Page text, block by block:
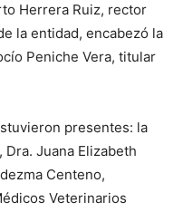
Herrera Ruiz, rector
la entidad, encabezó la
Peniche Vera, titular
presentes: la
Juana Elizabeth
Centeno,
Veterinarios